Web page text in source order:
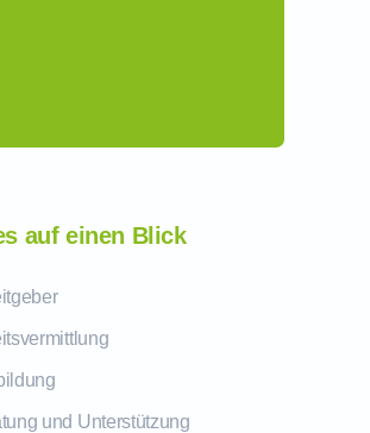
auf einen Blick
und Unterstützung